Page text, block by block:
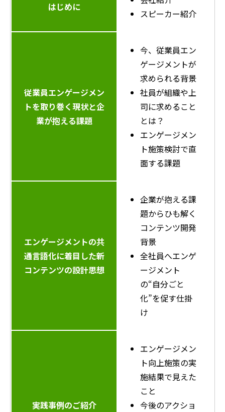
はじめに
スピーカー紹介
従業員エンゲージメン
トを取り巻く現状と企
業が抱える課題
今、従業員エン
ゲージメントが
求められる背景
社員が組織や上
司に求めること
とは？
エンゲージメン
ト施策検討で直
面する課題
エンゲージメントの共
通言語化に着目した新
コンテンツの設計思想
企業が抱える課
題からひも解く
コンテンツ開発
背景
全社員へエンゲ
ージメント
の“自分ごと
化”を促す仕掛
け
実践事例のご紹介
エンゲージメン
ト向上施策の実
施結果で見えた
こと
今後のアクショ